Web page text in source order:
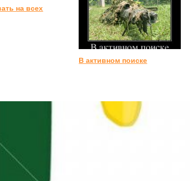
на всех
В активном поиске